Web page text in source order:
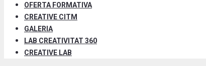
OFERTA FORMATIVA
CREATIVE CITM
GALERIA
LAB CREATIVITAT 360
CREATIVE LAB